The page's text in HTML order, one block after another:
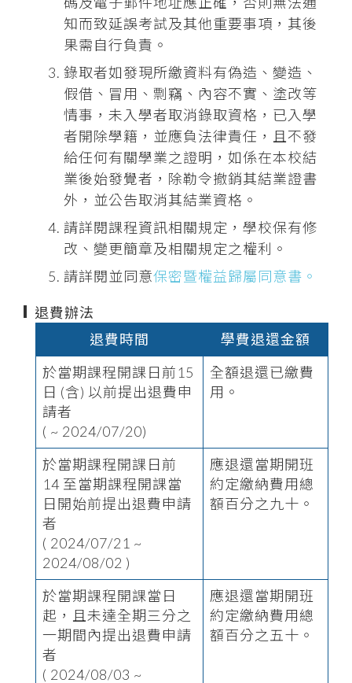
知而致延誤考試及其他重要事項，其後
果需自行負責。
錄取者如發現所繳資料有偽造、變造、
假借、冒用、剽竊、內容不實、塗改等
情事，未入學者取消錄取資格，已入學
者開除學籍，並應負法律責任，且不發
給任何有關學業之證明，如係在本校結
業後始發覺者，除勒令撤銷其結業證書
外，並公告取消其結業資格。
請詳閱課程資訊相關規定，學校保有修
改、變更簡章及相關規定之權利。
請詳閱並同意保密暨權益歸屬同意書。
退費辦法
退費時間
學費退還金額
於當期課程開課日前15
日 (含) 以前提出退費申
請者
( ~ 2024/07/20)
全額退還已繳費
用。
於當期課程開課日前
14 至當期課程開課當
日開始前提出退費申請
者
( 2024/07/21 ~
2024/08/02 )
應退還當期開班
約定繳納費用總
額百分之九十。
於當期課程開課當日
起，且未達全期三分之
一期間內提出退費申請
者
( 2024/08/03 ~
應退還當期開班
約定繳納費用總
額百分之五十。